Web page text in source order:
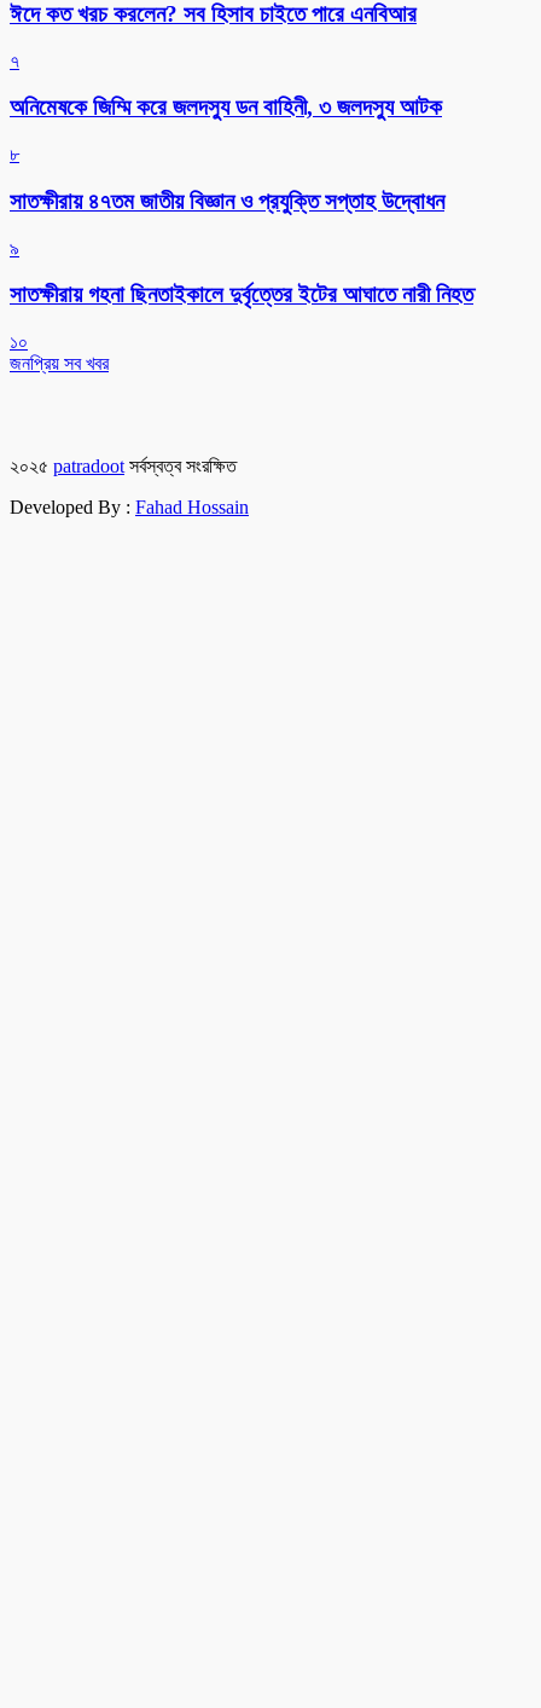
ঈদে কত খরচ করলেন? সব হিসাব চাইতে পারে এনবিআর
৭
অনিমেষকে জিম্মি করে জলদস্যু ডন বাহিনী, ৩ জলদস্যু আটক
৮
সাতক্ষীরায় ৪৭তম জাতীয় বিজ্ঞান ও প্রযুক্তি সপ্তাহ উদ্বোধন
৯
সাতক্ষীরায় গহনা ছিনতাইকালে দুর্বৃত্তের ইটের আঘাতে নারী নিহত
১০
জনপ্রিয় সব খবর
২০২৫ patradoot সর্বস্বত্ব সংরক্ষিত
Developed By : Fahad Hossain